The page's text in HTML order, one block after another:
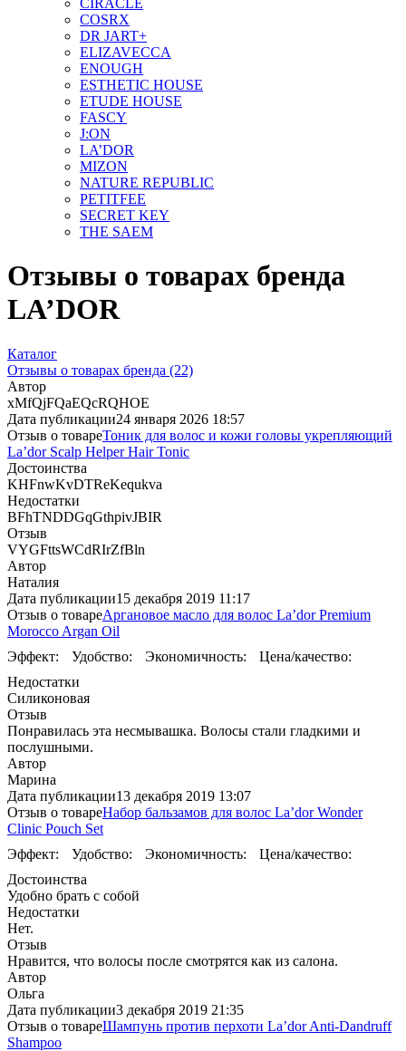
CIRACLE
COSRX
DR JART+
ELIZAVECCA
ENOUGH
ESTHETIC HOUSE
ETUDE HOUSE
FASCY
J:ON
LA’DOR
MIZON
NATURE REPUBLIC
PETITFEE
SEСRET KEY
THE SAEM
Отзывы о товарах бренда
LA’DOR
Каталог
Отзывы о товарах бренда (22)
Автор
xMfQjFQaEQcRQHOE
Дата публикации24 января 2026 18:57
Отзыв о товареТоник для волос и кожи головы укрепляющий
La’dor Scalp Helper Hair Tonic
Достоинства
KHFnwKvDTReKequkva
Недостатки
BFhTNDDGqGthpivJBIR
Отзыв
VYGFttsWCdRIrZfBln
Автор
Наталия
Дата публикации15 декабря 2019 11:17
Отзыв о товареАргановое масло для волос La’dor Premium
Morocco Argan Oil
Эффект:
Удобство: Экономичность:
Цена/качество:
Недостатки
Силиконовая
Отзыв
Понравилась эта несмывашка. Волосы стали гладкими и
послушными.
Автор
Марина
Дата публикации13 декабря 2019 13:07
Отзыв о товареНабор бальзамов для волос La’dor Wonder
Clinic Pouch Set
Эффект:
Удобство: Экономичность:
Цена/качество:
Достоинства
Удобно брать с собой
Недостатки
Нет.
Отзыв
Нравится, что волосы после смотрятся как из салона.
Автор
Ольга
Дата публикации3 декабря 2019 21:35
Отзыв о товареШампунь против перхоти La’dor Anti-Dandruff
Shampoo